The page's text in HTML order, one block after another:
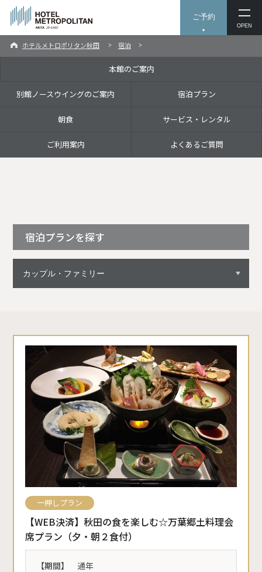
ご予約
OPEN
ホテルメトロポリタン秋田 宿泊
本館のご案内
別館ノースウイングのご案内 宿泊プラン
朝食 サービス・レンタル
ご利用案内 よくあるご質問
宿泊プランを探す
一押しプラン
【WEB決済】秋田の食を楽しむ☆万葉郷土料理会
席プラン（夕・朝２食付）
【期間】
通年